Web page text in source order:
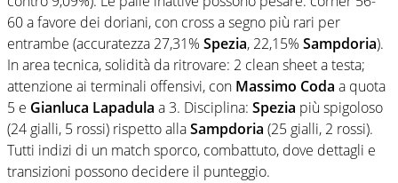
60 a favore dei doriani, con cross a segno più rari per
entrambe (accuratezza 27,31% Spezia, 22,15% Sampdoria).
In area tecnica, solidità da ritrovare: 2 clean sheet a testa;
attenzione ai terminali offensivi, con Massimo Coda a quota
5 e Gianluca Lapadula a 3. Disciplina: Spezia più spigoloso
(24 gialli, 5 rossi) rispetto allaSampdoria (25 gialli, 2 rossi).
Tutti indizi di un match sporco, combattuto, dove dettagli e
transizioni possono decidere il punteggio.